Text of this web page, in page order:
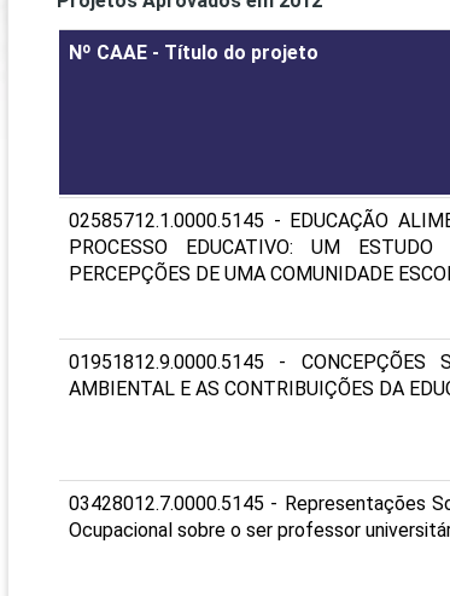
Extensão
Nº CAAE - Título do projeto
02585712.1.0000.5145 - EDUCAÇÃO
PROCESSO EDUCATIVO: UM
PERCEPÇÕES DE UMA COMUNIDADE
01951812.9.0000.5145 - CONCEPÇÕES
AMBIENTAL E AS CONTRIBUIÇÕES DA
03428012.7.0000.5145 - Representações
Ocupacional sobre o ser professor